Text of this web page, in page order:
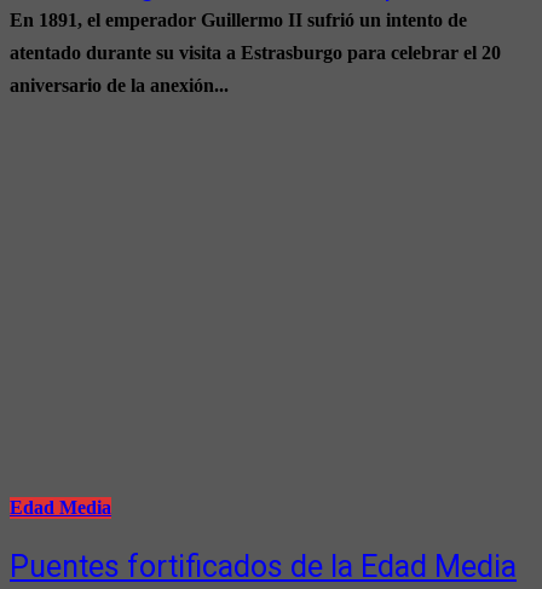
En 1891, el emperador Guillermo II sufrió un intento de
atentado durante su visita a Estrasburgo para celebrar el 20
aniversario de la anexión...
Edad Media
Puentes fortificados de la Edad Media